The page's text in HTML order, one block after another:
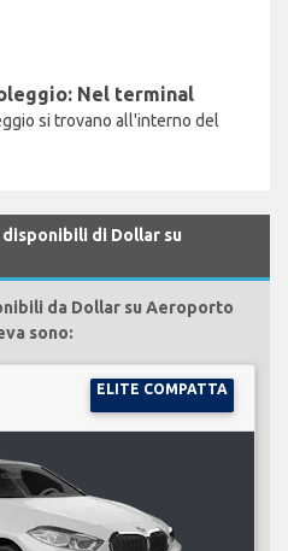
Nel terminal
si trovano all'interno del
di Dollar su
da Dollar su Aeroporto
sono:
ELITE COMPATTA